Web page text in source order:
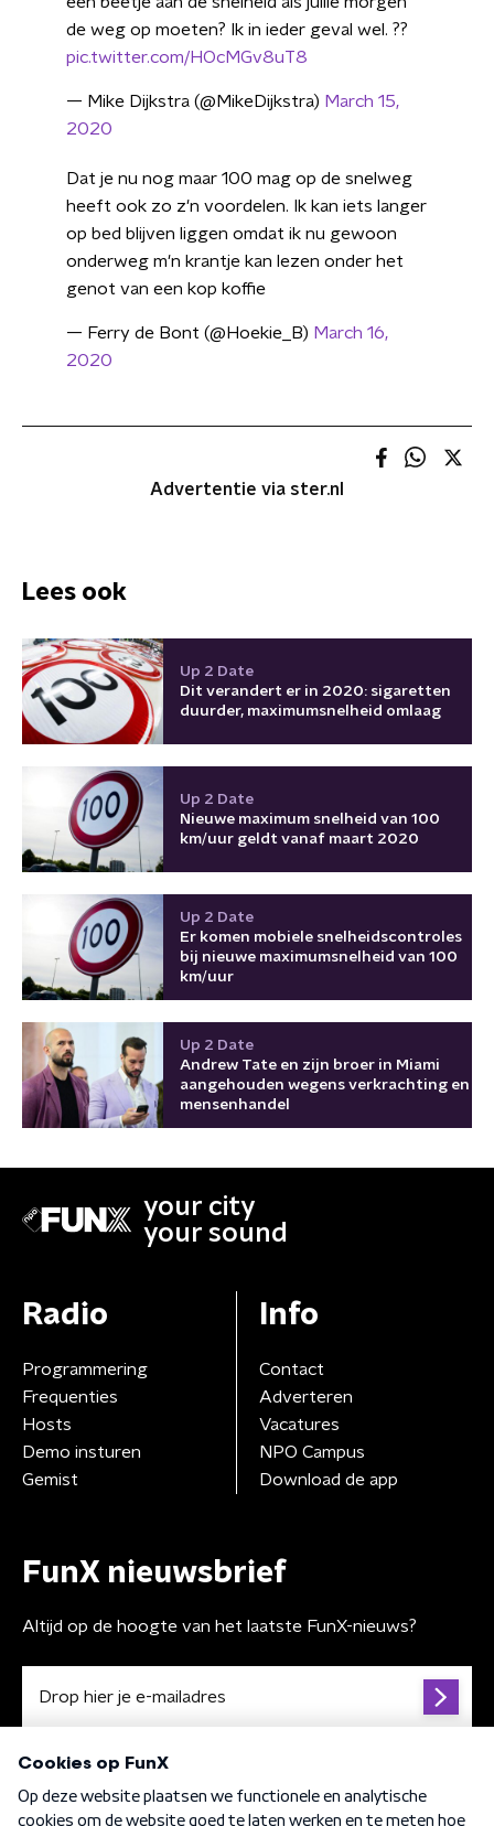
de weg op moeten? Ik in ieder geval wel. ??
pic.twitter.com/HOcMGv8uT8
— Mike Dijkstra (@MikeDijkstra) March 15,
2020
Dat je nu nog maar 100 mag op de snelweg
heeft ook zo z'n voordelen. Ik kan iets langer
op bed blijven liggen omdat ik nu gewoon
onderweg m'n krantje kan lezen onder het
genot van een kop koffie
— Ferry de Bont (@Hoekie_B) March 16,
2020
Advertentie via ster.nl
Lees ook
Up 2 Date
Dit verandert er in 2020: sigaretten
duurder, maximumsnelheid omlaag
Up 2 Date
Nieuwe maximum snelheid van 100
km/uur geldt vanaf maart 2020
Up 2 Date
Er komen mobiele snelheidscontroles
bij nieuwe maximumsnelheid van 100
km/uur
Up 2 Date
Andrew Tate en zijn broer in Miami
aangehouden wegens verkrachting en
mensenhandel
your city
your sound
Radio
Programmering
Frequenties
Hosts
Demo insturen
Gemist
Info
Contact
Adverteren
Vacatures
NPO Campus
Download de app
FunX nieuwsbrief
Altijd op de hoogte van het laatste FunX-nieuws?